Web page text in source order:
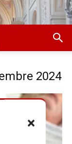
2024